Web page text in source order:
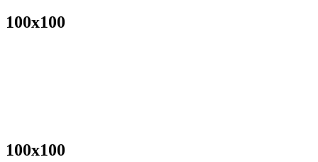
100x100
100x100